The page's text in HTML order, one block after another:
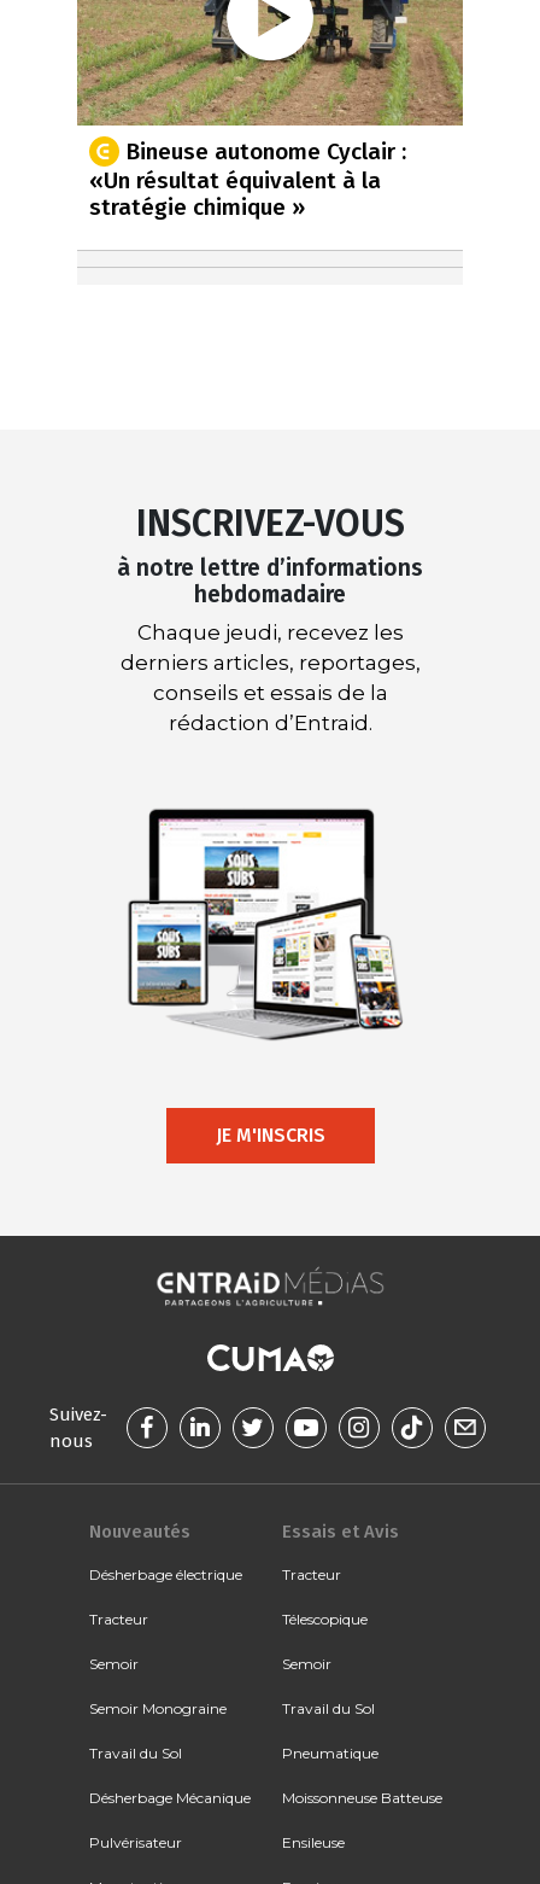
Bineuse autonome Cyclair :
«Un résultat équivalent à la
stratégie chimique »
INSCRIVEZ-VOUS
à notre lettre d’informations
hebdomadaire
Chaque jeudi, recevez les
derniers articles, reportages,
conseils et essais de la
rédaction d’Entraid.
JE M'INSCRIS
Suivez-
nous
Nouveautés
Désherbage électrique
Tracteur
Semoir
Semoir Monograine
Travail du Sol
Désherbage Mécanique
Pulvérisateur
Essais et Avis
Tracteur
Télescopique
Semoir
Travail du Sol
Pneumatique
Moissonneuse Batteuse
Ensileuse